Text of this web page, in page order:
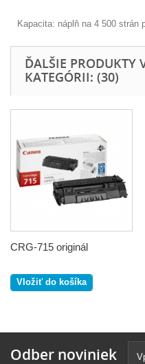
Kapacita: náplň na 4 500 strán
ĎALŠIE PRODUKTY
KATEGÓRII: (30)
CRG-715 originál
Vložiť do košíka
Odber noviniek